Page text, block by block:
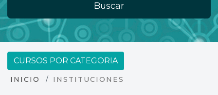
Buscar
CURSOS POR CATEGORIA
INICIO INSTITUCIONES